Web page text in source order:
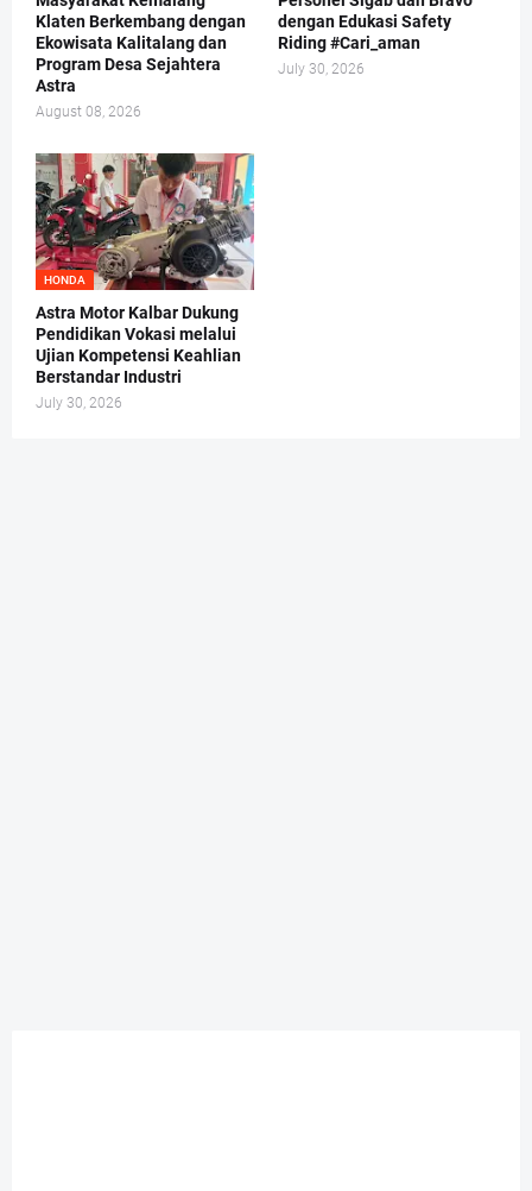
Klaten Berkembang dengan
Ekowisata Kalitalang dan
Program Desa Sejahtera
Astra
August 08, 2026
dengan Edukasi Safety
Riding #Cari_aman
July 30, 2026
HONDA
Astra Motor Kalbar Dukung
Pendidikan Vokasi melalui
Ujian Kompetensi Keahlian
Berstandar Industri
July 30, 2026